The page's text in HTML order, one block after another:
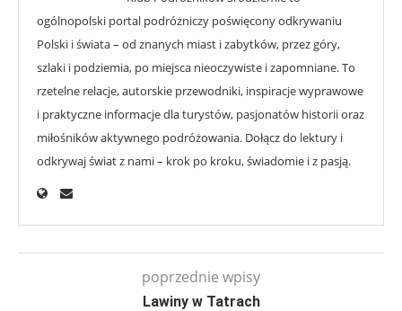
ogólnopolski portal podróżniczy poświęcony odkrywaniu
Polski i świata – od znanych miast i zabytków, przez góry,
szlaki i podziemia, po miejsca nieoczywiste i zapomniane. To
rzetelne relacje, autorskie przewodniki, inspiracje wyprawowe
i praktyczne informacje dla turystów, pasjonatów historii oraz
miłośników aktywnego podróżowania. Dołącz do lektury i
odkrywaj świat z nami – krok po kroku, świadomie i z pasją.
poprzednie wpisy
Lawiny w Tatrach